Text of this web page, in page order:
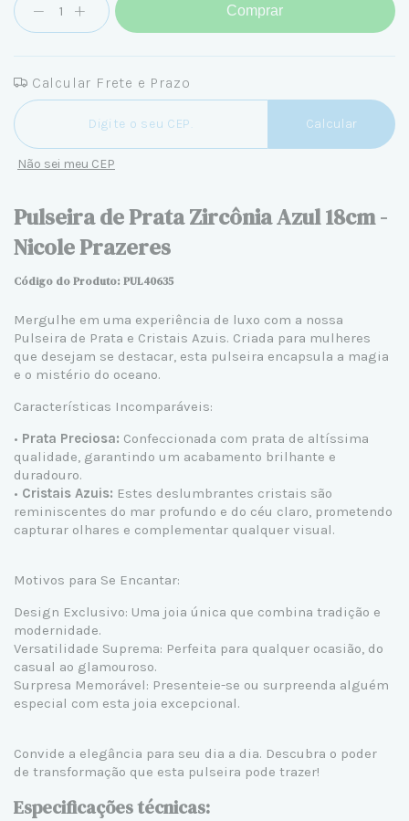
Comprar
Calcular Frete e Prazo
Entregas para o CEP:
Calcular
Não sei meu CEP
Pulseira de Prata Zircônia Azul 18cm -
Nicole Prazeres
Código do Produto: PUL40635
Mergulhe em uma experiência de luxo com a nossa
Pulseira de Prata e Cristais Azuis. Criada para mulheres
que desejam se destacar, esta pulseira encapsula a magia
e o mistério do oceano.
Características Incomparáveis:
• Prata Preciosa: Confeccionada com prata de altíssima
qualidade, garantindo um acabamento brilhante e
duradouro.
• Cristais Azuis: Estes deslumbrantes cristais são
reminiscentes do mar profundo e do céu claro, prometendo
capturar olhares e complementar qualquer visual.
Motivos para Se Encantar:
Design Exclusivo: Uma joia única que combina tradição e
modernidade.
Versatilidade Suprema: Perfeita para qualquer ocasião, do
casual ao glamouroso.
Surpresa Memorável: Presenteie-se ou surpreenda alguém
especial com esta joia excepcional.
Convide a elegância para seu dia a dia. Descubra o poder
de transformação que esta pulseira pode trazer!
Especificações técnicas: